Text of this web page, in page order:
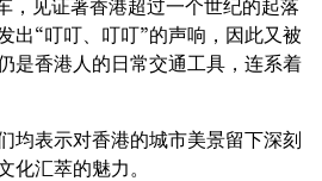
，见证著香港超过一个世纪的起落
出“叮叮、叮叮”的声响，因此又被
是香港人的日常交通工具，连系着
均表示对香港的城市美景留下深刻
化汇萃的魅力。